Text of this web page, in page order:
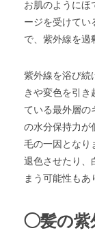
お肌のようにほ
ージを受けてい
で、紫外線を過
紫外線を浴び続
きや変色を引き
ている最外層の
の水分保持力が
毛の一因となり
退色させたり、
まう可能性もあ
◯髪の紫